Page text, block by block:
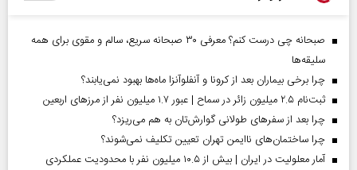
صبحانه چی درست کنم؟ معرفی ۳۰ صبحانه سریع، سالم و مقوی برای همه
سلیقه‌ها
چرا برخی بیماران بعد از کرونا و آنفلوآنزا ماه‌ها بهبود نمی‌یابند؟
ثبت‌نام ۲.۵ میلیون زائر در سماح | عبور ۱.۷ میلیون نفر از مرز‌های اربعین
چرا بعد از سفرهای طولانی گوارش‌تان به هم می‌ریزد؟
چرا ساختمان‌های ناایمن تهران تعیین تکلیف نمی‌شوند؟
آمار معلولیت در ایران | بیش از ۱۰.۵ میلیون نفر با محدودیت عملکردی